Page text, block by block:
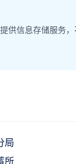
供信息存储服务
局
所